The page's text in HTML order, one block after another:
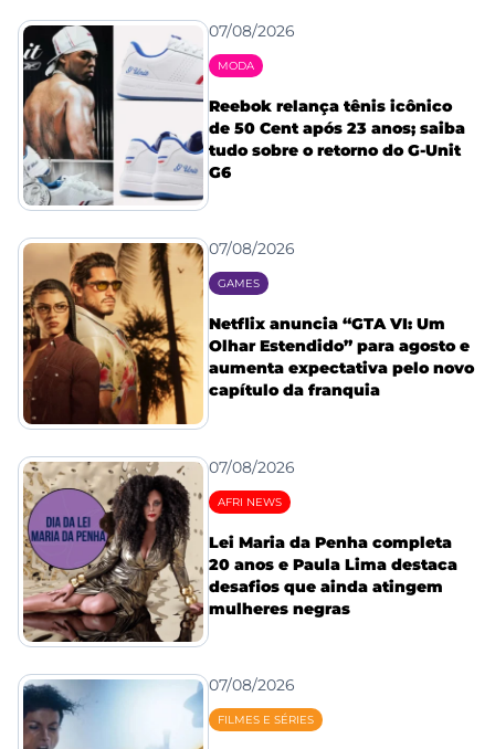
07/08/2026
MODA
Reebok relança tênis icônico
de 50 Cent após 23 anos; saiba
tudo sobre o retorno do G-Unit
G6
07/08/2026
GAMES
Netflix anuncia “GTA VI: Um
Olhar Estendido” para agosto e
aumenta expectativa pelo novo
capítulo da franquia
07/08/2026
AFRI NEWS
Lei Maria da Penha completa
20 anos e Paula Lima destaca
desafios que ainda atingem
mulheres negras
07/08/2026
FILMES E SÉRIES